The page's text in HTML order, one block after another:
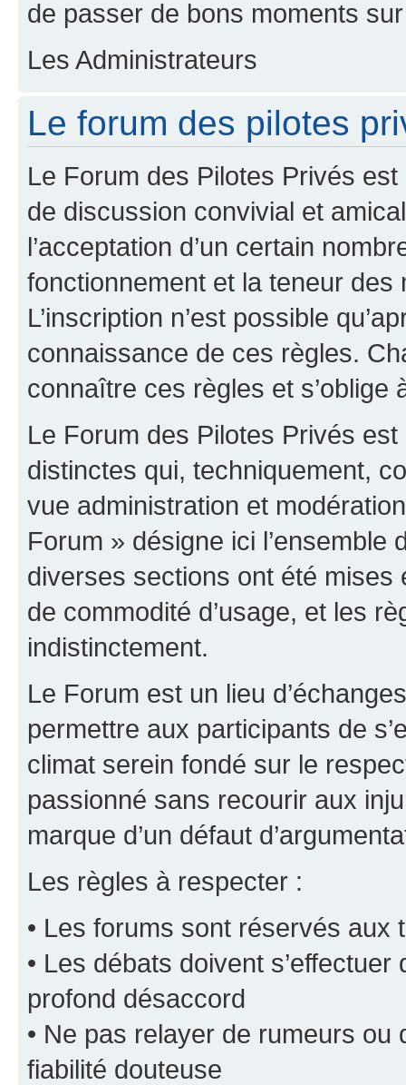
de passer de bons moments
Les Administrateurs
Le forum des pilotes
Le Forum des Pilotes Privés
de discussion convivial et
l’acceptation d’un certain
fonctionnement et la teneur
L’inscription n’est possible
connaissance de ces règles.
connaître ces règles et s’oblige
Le Forum des Pilotes Privés
distinctes qui, techniquement,
vue administration et
Forum » désigne ici
diverses sections ont été
de commodité d’usage, et les
indistinctement.
Le Forum est un lieu
permettre aux participants de
climat serein fondé sur le
passionné sans recourir aux
marque d’un défaut
Les règles à respecter :
• Les forums sont réservés aux
• Les débats doivent
profond désaccord
• Ne pas relayer de rumeurs ou
fiabilité douteuse